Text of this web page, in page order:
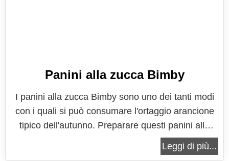
Panini alla zucca Bimby
I panini alla zucca Bimby sono uno dei tanti modi
con i quali si può consumare l'ortaggio arancione
tipico dell'autunno. Preparare questi panini alla
zucca è un'ottima idea, davvero molto originale,
anche da proporre ad un party di Halloween per i
Leggi di più...